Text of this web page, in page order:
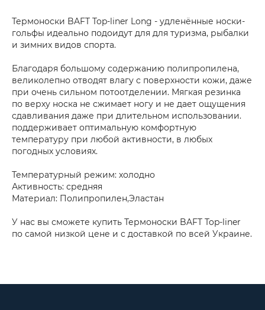
Термоноски BAFT Top-liner Long - удленённые носки-
гольфы идеально подоидут для для туризма, рыбалки
и зимних видов спорта.
Благодаря большому содержанию полипропилена,
великолепно отводят влагу с поверхности кожи, даже
при очень сильном потоотделении. Мягкая резинка
по верху носка не сжимает ногу и не дает ощущения
сдавливания даже при длительном использовании.
поддерживает оптимальную комфортную
температуру при любой активности, в любых
погодных условиях.
Температурный режим: холодно
Активность: средняя
Материал: Полипропилен,Эластан
У нас вы сможете купить Термоноски BAFT Top-liner
по самой низкой цене и с доставкой по всей Украине.